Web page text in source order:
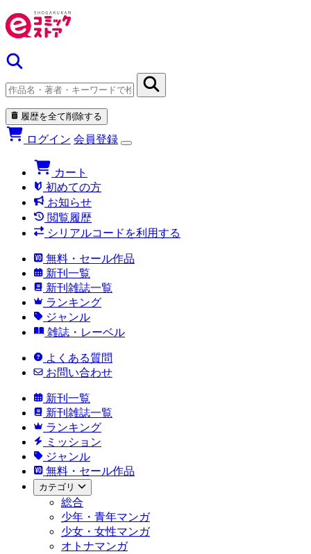
履歴を全て削除する
ログイン 会員登録
カート
初めての方
お知らせ
閲覧履歴
シリアルコードを利用する
無料・セール作品
新刊一覧
新刊雑誌一覧
ランキング
ジャンル
雑誌・レーベル
よくある質問
お問い合わせ
新刊一覧
新刊雑誌一覧
ランキング
ミッション
ジャンル
無料・セール作品
カテゴリ
総合
少年・青年マンガ
少女・女性マンガ
オトナマンガ